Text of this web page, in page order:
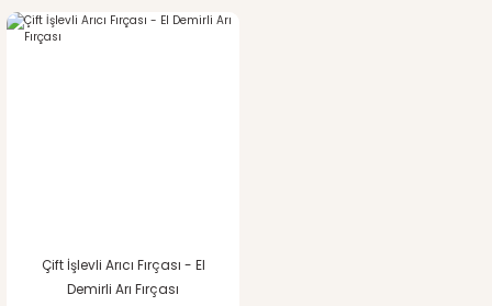
Çift İşlevli Arıcı Fırçası - El
Demirli Arı Fırçası